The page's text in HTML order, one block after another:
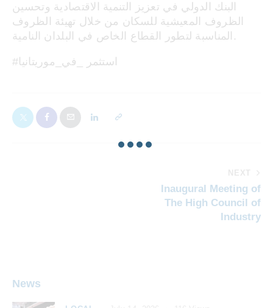
البنك الدولي في تعزيز التنمية الاقتصادية وتحسين
الظروف المعيشية للسكان من خلال تهيئة الظروف
المناسبة لتطور القطاع الخاص في البلدان النامية.
#استثمر _في_موريتانيا
Inaugural Meeting of
The High Council of
Industry
News